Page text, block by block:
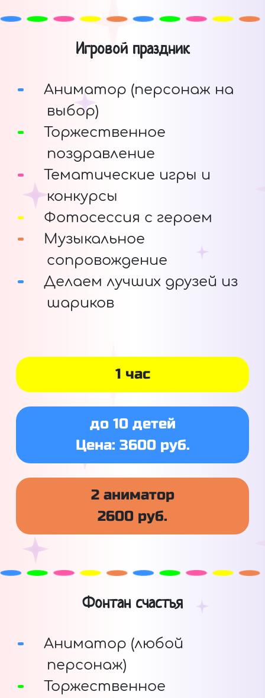
Игровой праздник
Аниматор (персонаж на
выбор)
Торжественное
поздравление
Тематические игры и
конкурсы
Фотосессия с героем
Музыкальное
сопровождение
Делаем лучших друзей из
шариков
1 час
до 10 детей
Цена: 3600 руб.
2 аниматор
2600 руб.
Фонтан счастья
Аниматор (любой
персонаж)
Торжественное